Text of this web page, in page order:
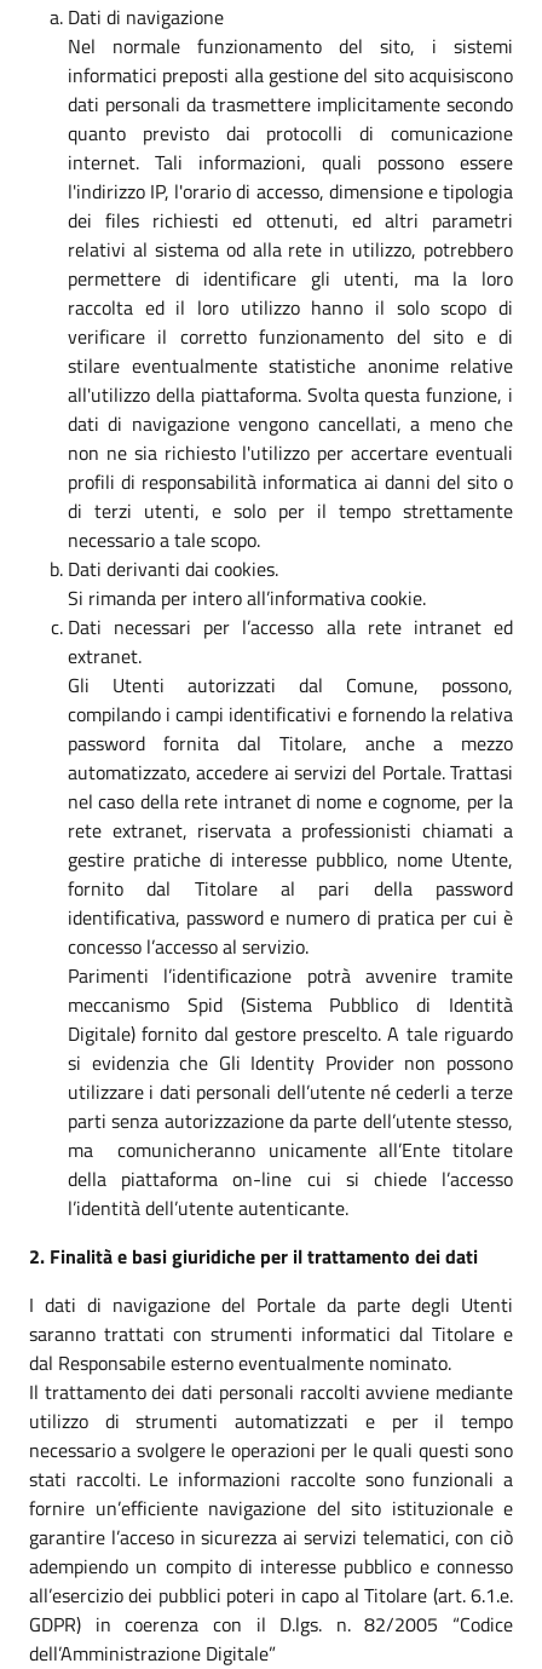
Dati di navigazione
Nel normale funzionamento del sito, i sistemi
informatici preposti alla gestione del sito acquisiscono
dati personali da trasmettere implicitamente secondo
quanto previsto dai protocolli di comunicazione
internet. Tali informazioni, quali possono essere
l'indirizzo IP, l'orario di accesso, dimensione e tipologia
dei files richiesti ed ottenuti, ed altri parametri
relativi al sistema od alla rete in utilizzo, potrebbero
permettere di identificare gli utenti, ma la loro
raccolta ed il loro utilizzo hanno il solo scopo di
verificare il corretto funzionamento del sito e di
stilare eventualmente statistiche anonime relative
all'utilizzo della piattaforma. Svolta questa funzione, i
dati di navigazione vengono cancellati, a meno che
non ne sia richiesto l'utilizzo per accertare eventuali
profili di responsabilità informatica ai danni del sito o
di terzi utenti, e solo per il tempo strettamente
necessario a tale scopo.
Dati derivanti dai cookies.
Si rimanda per intero all’informativa cookie.
Dati necessari per l’accesso alla rete intranet ed
extranet.
Gli Utenti autorizzati dal Comune, possono,
compilando i campi identificativi e fornendo la relativa
password fornita dal Titolare, anche a mezzo
automatizzato, accedere ai servizi del Portale. Trattasi
nel caso della rete intranet di nome e cognome, per la
rete extranet, riservata a professionisti chiamati a
gestire pratiche di interesse pubblico, nome Utente,
fornito dal Titolare al pari della password
identificativa, password e numero di pratica per cui è
concesso l’accesso al servizio.
Parimenti l’identificazione potrà avvenire tramite
meccanismo Spid (Sistema Pubblico di Identità
Digitale) fornito dal gestore prescelto. A tale riguardo
si evidenzia che Gli Identity Provider non possono
utilizzare i dati personali dell’utente né cederli a terze
parti senza autorizzazione da parte dell’utente stesso,
ma comunicheranno unicamente all’Ente titolare
della piattaforma on-line cui si chiede l’accesso
l’identità dell’utente autenticante.
2. Finalità e basi giuridiche per il trattamento dei dati
I dati di navigazione del Portale da parte degli Utenti
saranno trattati con strumenti informatici dal Titolare e
dal Responsabile esterno eventualmente nominato.
Il trattamento dei dati personali raccolti avviene mediante
utilizzo di strumenti automatizzati e per il tempo
necessario a svolgere le operazioni per le quali questi sono
stati raccolti. Le informazioni raccolte sono funzionali a
fornire un’efficiente navigazione del sito istituzionale e
garantire l’acceso in sicurezza ai servizi telematici, con ciò
adempiendo un compito di interesse pubblico e connesso
all’esercizio dei pubblici poteri in capo al Titolare (art. 6.1.e.
GDPR) in coerenza con il D.lgs. n. 82/2005 “Codice
dell’Amministrazione Digitale”